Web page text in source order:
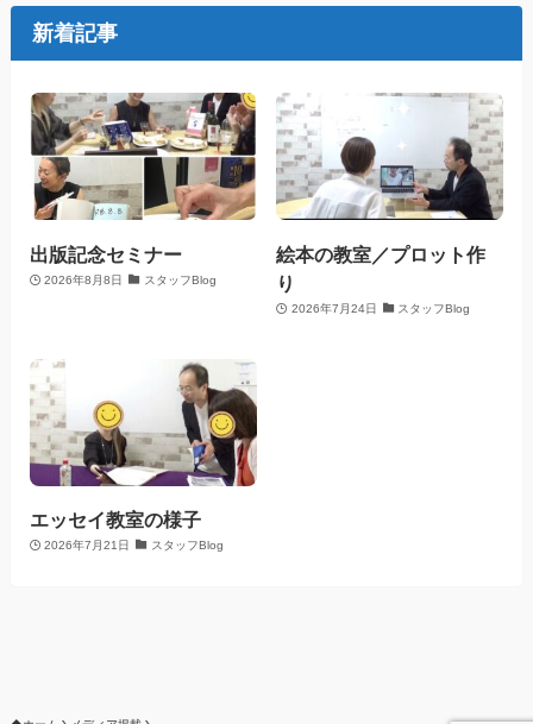
新着記事
出版記念セミナー
2026年8月8日 スタッフBlog
絵本の教室／プロット作
り
2026年7月24日 スタッフBlog
エッセイ教室の様子
2026年7月21日 スタッフBlog